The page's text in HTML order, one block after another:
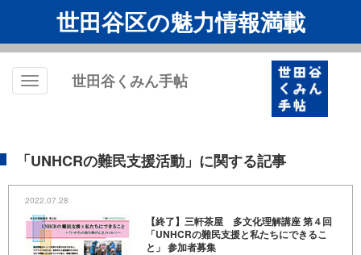
世田谷区の魅力情報満載
Toggle
世田谷くみん手帖
「UNHCRの難民支援活動」に関する記事
2022.07.28
【終了】三軒茶屋 多文化理解講座 第４回
「UNHCRの難民支援と私たちにできるこ
と」 参加者募集